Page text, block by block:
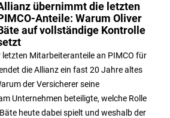
übernimmt die letzten
Anteile: Warum Oliver
auf vollständige Kontrolle
Mitarbeiteranteile an PIMCO für
die Allianz ein fast 20 Jahre altes
der Versicherer seine
Unternehmen beteiligte, welche Rolle
heute dabei spielt und weshalb der